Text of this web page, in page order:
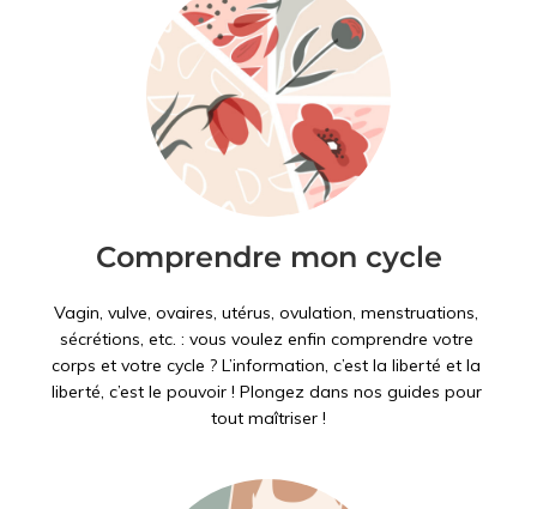
Comprendre mon cycle
Vagin, vulve, ovaires, utérus, ovulation, menstruations,
sécrétions, etc. : vous voulez enfin comprendre votre
corps et votre cycle ? L’information, c’est la liberté et la
liberté, c’est le pouvoir ! Plongez dans nos guides pour
tout maîtriser !